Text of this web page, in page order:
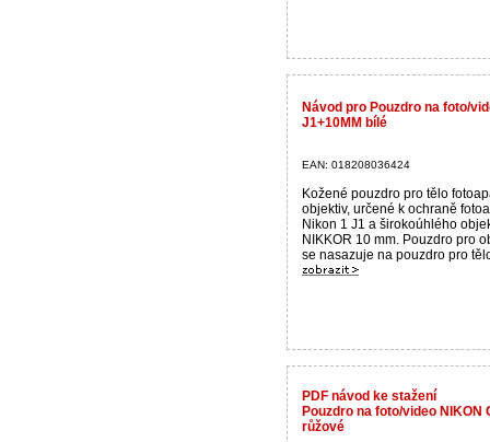
Návod pro Pouzdro na foto/
J1+10MM bílé
EAN: 018208036424
Kožené pouzdro pro tělo
objektiv, určené k ochraně
Nikon 1 J1 a širokoúhlého
NIKKOR 10 mm. Pouzdro pro
se nasazuje na pouzdro pro
PDF návod ke stažení
Pouzdro na foto/video NIKON
růžové